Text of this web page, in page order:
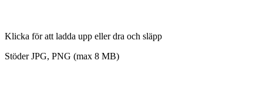
Klicka för att ladda upp eller dra och släpp
Stöder JPG, PNG (max 8 MB)